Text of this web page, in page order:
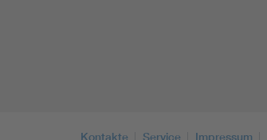
Kontakte Service Impressum